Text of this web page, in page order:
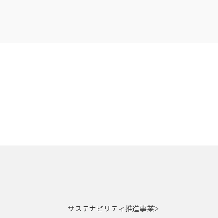
サステナビリティ推進事業